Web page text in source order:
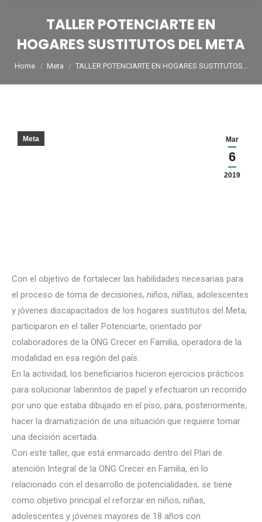
TALLER POTENCIARTE EN
HOGARES SUSTITUTOS DEL META
You are here:
Home Meta TALLER POTENCIARTE EN HOGARES SUSTITUTOS…
Mar
6
2019
Meta
Con el objetivo de fortalecer las habilidades necesarias para
el proceso de toma de decisiones, niños, niñas, adolescentes
y jóvenes discapacitados de los hogares sustitutos del Meta,
participaron en el taller Potenciarte, orientado por
colaboradores de la ONG Crecer en Familia, operadora de la
modalidad en esa región del país.
En la actividad, los beneficiarios hicieron ejercicios prácticos
para solucionar laberintos de papel y efectuaron un recorrido
por uno que estaba dibujado en el piso, para, posteriormente,
hacer la dramatización de una situación que requiere tomar
una decisión acertada.
Con este taller, que está enmarcado dentro del Plan de
atención Integral de la ONG Crecer en Familia, en lo
relacionado con el desarrollo de potencialidades, se tiene
como objetivo principal el reforzar en niños, niñas,
adolescentes y jóvenes mayores de 18 años con